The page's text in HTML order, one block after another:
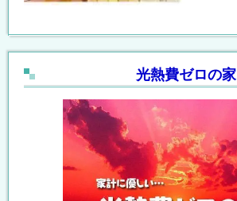
光熱費ゼロの家